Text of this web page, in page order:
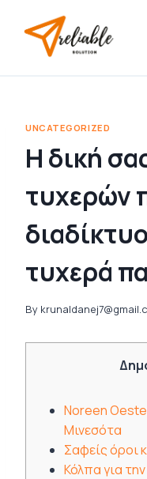
content
UNCATEGORIZED
Η δική
τυχερών
τυχερά
By
Noreen
Μινεσότα
Σαφείς όροι
Κόλπα για